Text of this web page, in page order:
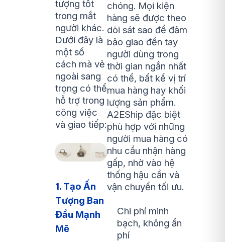
tượng tốt
trong mắt
người khác.
Dưới đây là
một số
cách mà vẻ
ngoài sang
trọng có thể
hỗ trợ trong
công việc
và giao tiếp:
1. Tạo Ấn
Tượng Ban
Đầu Mạnh
Mẽ
chóng. Mọi kiện
hàng sẽ được theo
dõi sát sao để đảm
bảo giao đến tay
người dùng trong
thời gian ngắn nhất
có thể, bất kể vị trí
mua hàng hay khối
lượng sản phẩm.
A2EShip đặc biệt
phù hợp với những
người mua hàng có
nhu cầu nhận hàng
gấp, nhờ vào hệ
thống hậu cần và
vận chuyển tối ưu.
Chi phí minh
bạch, không ẩn
phí